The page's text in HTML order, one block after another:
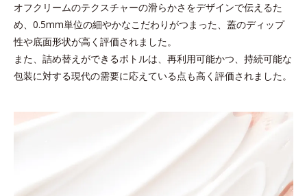
オフクリームのテクスチャーの滑らかさをデザインで伝えるた
め、 0.5mm単位の細やかなこだわりがつまった、蓋のディップ
性や底面形状が高く評価されました。
また、詰め替えができるボトルは、再利用可能かつ、持続可能な
包装に対する現代の需要に応えている点も高く評価されました。